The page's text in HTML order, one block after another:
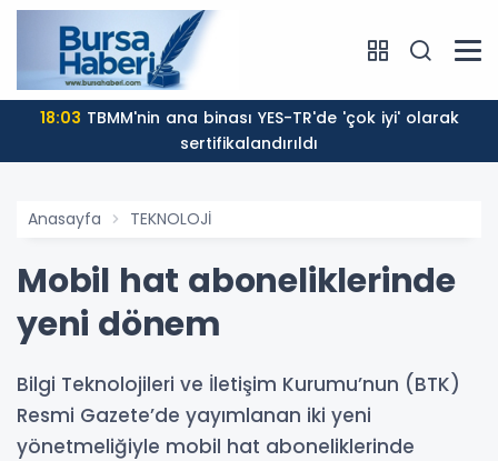
18:03
sertifikalandırıldı
Anasayfa TEKNOLOJİ
Mobil hat aboneliklerinde
yeni dönem
Bilgi Teknolojileri ve İletişim Kurumu’nun (BTK)
Resmi Gazete’de yayımlanan iki yeni
yönetmeliğiyle mobil hat aboneliklerinde